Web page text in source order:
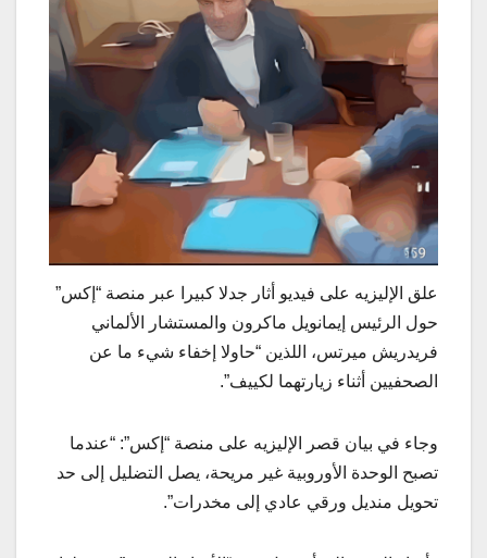
علق الإليزيه على فيديو أثار جدلا كبيرا عبر منصة “إكس”
حول الرئيس إيمانويل ماكرون والمستشار الألماني
فريدريش ميرتس، اللذين “حاولا إخفاء شيء ما عن
الصحفيين أثناء زيارتهما لكييف”.
وجاء في بيان قصر الإليزيه على منصة “إكس”: “عندما
تصبح الوحدة الأوروبية غير مريحة، يصل التضليل إلى حد
تحويل منديل ورقي عادي إلى مخدرات”.